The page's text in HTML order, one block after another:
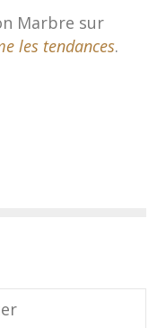
Marbre sur
les tendances.